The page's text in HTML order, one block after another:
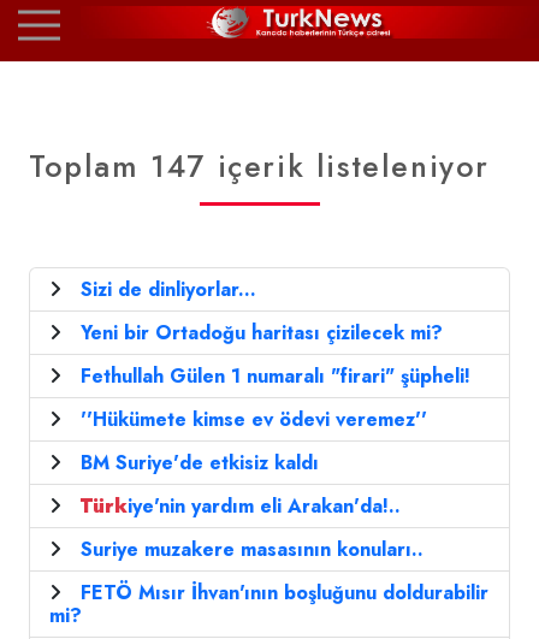
Toplam 147 içerik listeleniyor
Sizi de dinliyorlar...
Yeni bir Ortadoğu haritası çizilecek mi?
Fethullah Gülen 1 numaralı "firari" şüpheli!
''Hükümete kimse ev ödevi veremez''
BM Suriye'de etkisiz kaldı
Türkiye'nin yardım eli Arakan'da!..
Suriye muzakere masasının konuları..
FETÖ Mısır İhvan'ının boşluğunu doldurabilir
mi?